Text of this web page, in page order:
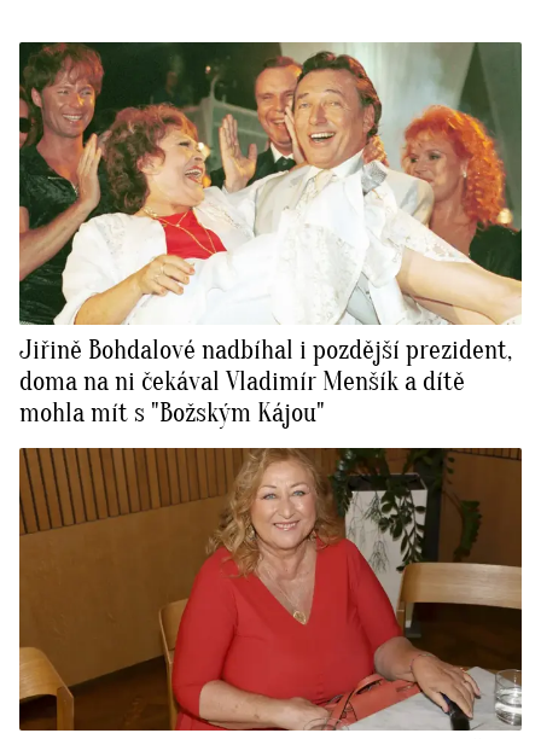
Jiřině Bohdalové nadbíhal i pozdější prezident,
doma na ni čekával Vladimír Menšík a dítě
mohla mít s "Božským Kájou"